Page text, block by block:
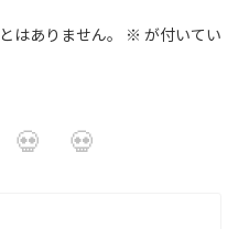
はありません。 ※ が付いてい